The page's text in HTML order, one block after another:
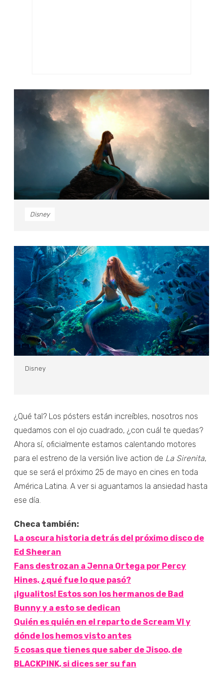
Disney
Disney
¿Qué tal? Los pósters están increíbles, nosotros nos
quedamos con el ojo cuadrado, ¿con cuál te quedas?
Ahora sí, oficialmente estamos calentando motores
para el estreno de la versión live action de La Sirenita,
que se será el próximo 25 de mayo en cines en toda
América Latina. A ver si aguantamos la ansiedad hasta
ese día.
Checa también:
La oscura historia detrás del próximo disco de
Ed Sheeran
Fans destrozan a Jenna Ortega por Percy
Hines, ¿qué fue lo que pasó?
¡Igualitos! Estos son los hermanos de Bad
Bunny y a esto se dedican
Quién es quién en el reparto de Scream VI y
dónde los hemos visto antes
5 cosas que tienes que saber de Jisoo, de
BLACKPINK, si dices ser su fan